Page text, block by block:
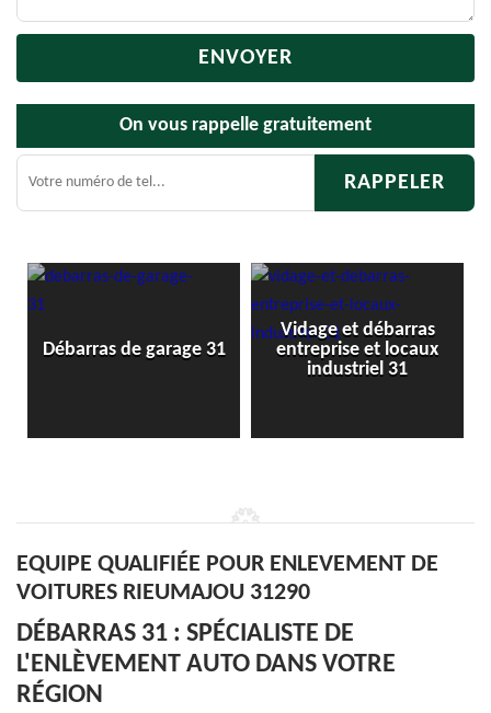
On vous rappelle gratuitement
entreprise et locaux
Débarras de grenier et
cave 31
EQUIPE QUALIFIÉE POUR ENLEVEMENT DE
VOITURES RIEUMAJOU 31290
DÉBARRAS 31 : SPÉCIALISTE DE
L'ENLÈVEMENT AUTO DANS VOTRE
RÉGION